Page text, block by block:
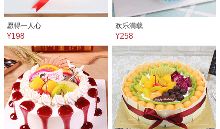
愿得一人心
¥198
欢乐满载
¥258